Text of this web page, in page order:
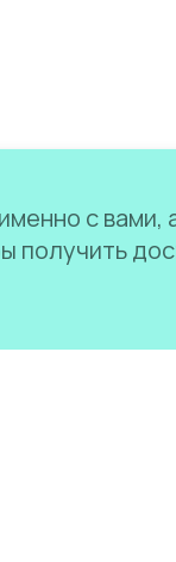
с вами,
получить